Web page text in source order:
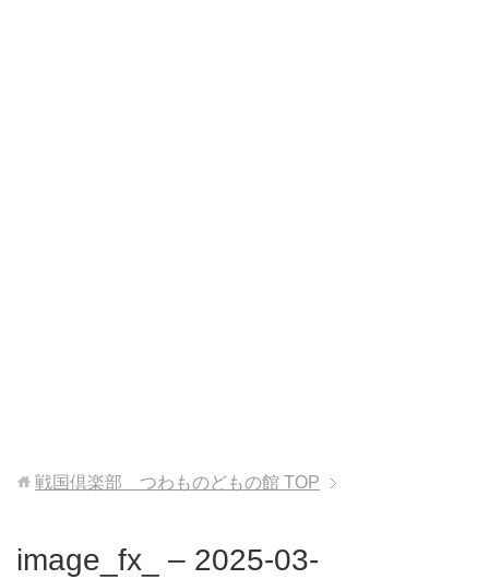
戦国倶楽部 つわものどもの館 TOP
image_fx_ – 2025-03-